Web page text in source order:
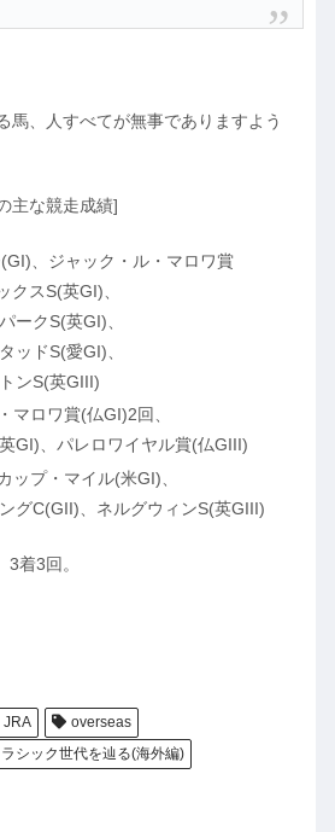
馬、人すべてが無事でありますよう
主な競走成績]
、ジャック・ル・マロワ賞
クスS(英GI)、
ークS(英GI)、
ッドS(愛GI)、
ンS(英GIII)
マロワ賞(仏GI)2回、
GI)、パレロワイヤル賞(仏GIII)
ップ・マイル(米GI)、
グC(GII)、ネルグウィンS(英GIII)
着3回。
JRA
overseas
シック世代を辿る(海外編)